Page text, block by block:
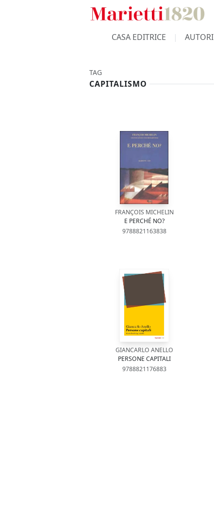
CASA EDITRICE AUTORI
TAG
CAPITALISMO
FRANÇOIS MICHELIN
E PERCHÉ NO?
9788821163838
GIANCARLO ANELLO
PERSONE CAPITALI
9788821176883